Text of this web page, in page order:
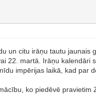
martā. Irāņu kalendāri
impērijas laikā, kad par
ko piedēvē